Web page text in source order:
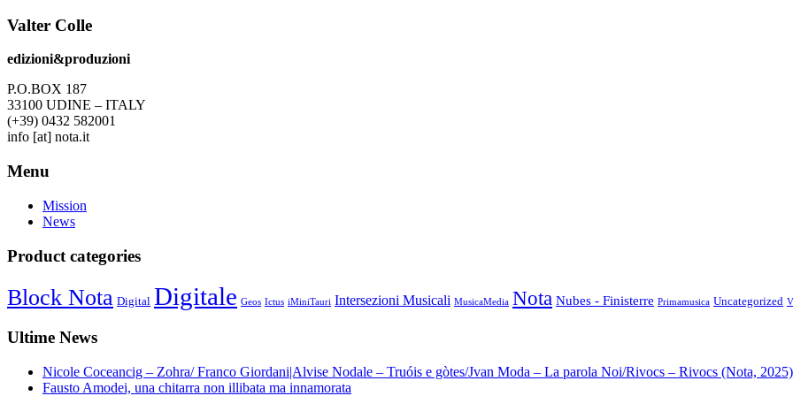
Valter Colle
edizioni&produzioni
P.O.BOX 187
33100 UDINE – ITALY
(+39) 0432 582001
info [at] nota.it
Menu
Mission
News
Product categories
Block Nota Digital Digitale Geos Ictus iMiniTauri Intersezioni Musicali MusicaMedia Nota Nubes - Finisterre Primamusica Uncategorized
Ultime News
Nicole Coceancig – Zohra/ Franco Giordani|Alvise Nodale – Truóis e gòtes/Jvan Moda – La parola Noi/Rivocs – Rivocs (Nota, 2025)
Fausto Amodei, una chitarra non illibata ma innamorata